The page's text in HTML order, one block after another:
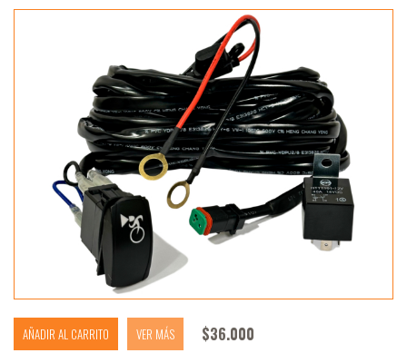
AÑADIR AL CARRITO VER MÁS $36.000